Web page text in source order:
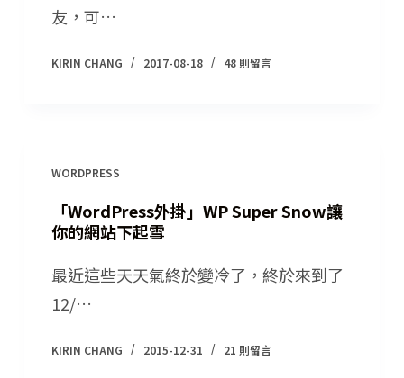
友，可…
KIRIN CHANG 2017-08-18 48 則留言
WORDPRESS
「WordPress外掛」WP Super Snow讓
你的網站下起雪
最近這些天天氣終於變冷了，終於來到了
12/…
KIRIN CHANG 2015-12-31 21 則留言